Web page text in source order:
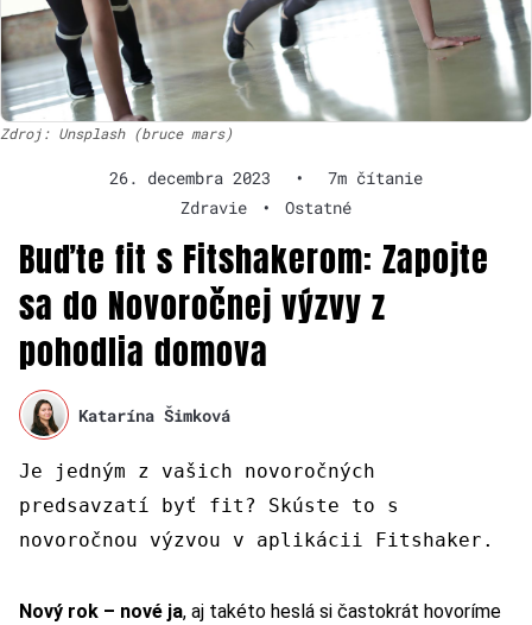
Zdroj: Unsplash (bruce mars)
26. decembra 2023 •
7m čítanie
Zdravie
• Ostatné
Buďte fit s Fitshakerom: Zapojte
sa do Novoročnej výzvy z
pohodlia domova
Katarína Šimková
Je jedným z vašich novoročných
predsavzatí byť fit? Skúste to s
novoročnou výzvou v aplikácii Fitshaker.
Nový rok – nové ja, aj takéto heslá si častokrát hovoríme